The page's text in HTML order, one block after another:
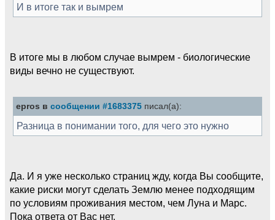
И в итоге так и вымрем
В итоге мы в любом случае вымрем - биологические
виды вечно не существуют.
epros в сообщении #1683375 писал(а):
Разница в понимании того, для чего это нужно
Да. И я уже несколько страниц жду, когда Вы сообщите,
какие риски могут сделать Землю менее подходящим
по условиям проживания местом, чем Луна и Марс.
Пока ответа от Вас нет.